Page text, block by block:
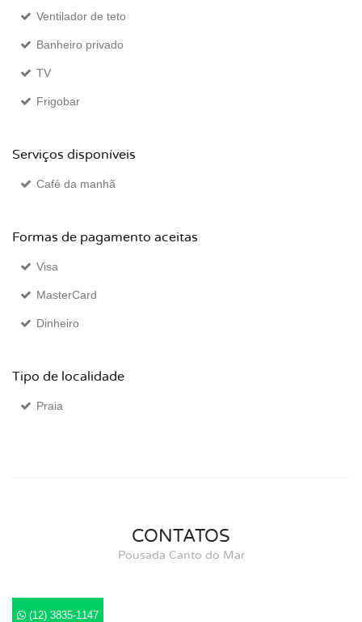
Ventilador de teto
Banheiro privado
TV
Frigobar
Serviços disponíveis
Café da manhã
Formas de pagamento aceitas
Visa
MasterCard
Dinheiro
Tipo de localidade
Praia
CONTATOS
Pousada Canto do Mar
(12) 3835-1147